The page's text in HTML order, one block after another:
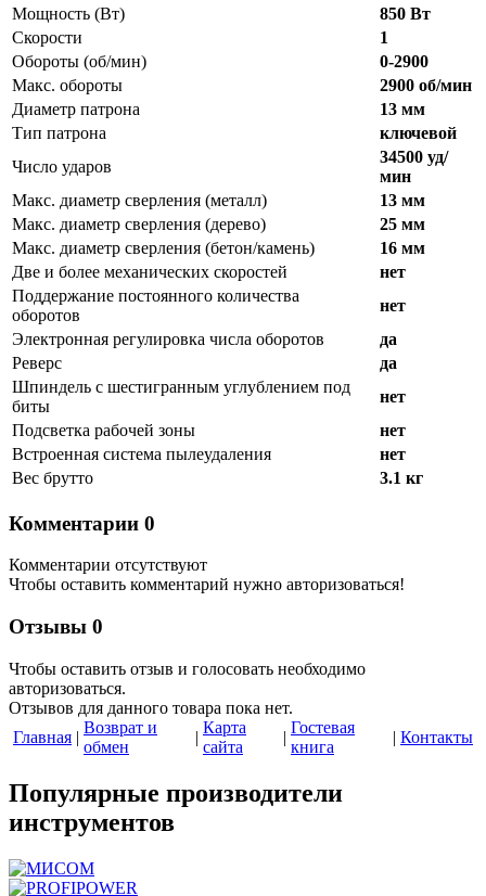
Мощность (Вт)
850 Вт
Скорости
1
Обороты (об/мин)
0-2900
Макс. обороты
2900 об/мин
Диаметр патрона
13 мм
Тип патрона
ключевой
Число ударов
34500 уд/
мин
Макс. диаметр сверления (металл)
13 мм
Макс. диаметр сверления (дерево)
25 мм
Макс. диаметр сверления (бетон/камень)
16 мм
Две и более механических скоростей
нет
Поддержание постоянного количества
оборотов
нет
Электронная регулировка числа оборотов
да
Реверс
да
Шпиндель с шестигранным углублением под
биты
нет
Подсветка рабочей зоны
нет
Встроенная система пылеудаления
нет
Вес брутто
3.1 кг
Комментарии 0
Комментарии отсутствуют
Чтобы оставить комментарий нужно авторизоваться!
Отзывы 0
Чтобы оcтавить отзыв и голосовать необходимо
авторизоваться.
Отзывов для данного товара пока нет.
Главная |
Возврат и
обмен
|
Карта
сайта
|
Гостевая
книга
| Контакты
Популярные производители
инструментов